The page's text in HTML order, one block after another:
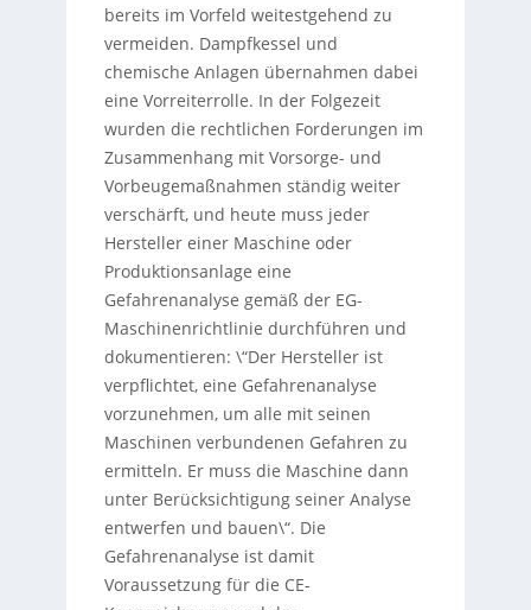
bereits im Vorfeld weitestgehend zu
vermeiden. Dampfkessel und
chemische Anlagen übernahmen dabei
eine Vorreiterrolle. In der Folgezeit
wurden die rechtlichen Forderungen im
Zusammenhang mit Vorsorge- und
Vorbeugemaßnahmen ständig weiter
verschärft, und heute muss jeder
Hersteller einer Maschine oder
Produktionsanlage eine
Gefahrenanalyse gemäß der EG-
Maschinenrichtlinie durchführen und
dokumentieren: \“Der Hersteller ist
verpflichtet, eine Gefahrenanalyse
vorzunehmen, um alle mit seinen
Maschinen verbundenen Gefahren zu
ermitteln. Er muss die Maschine dann
unter Berücksichtigung seiner Analyse
entwerfen und bauen\“. Die
Gefahrenanalyse ist damit
Voraussetzung für die CE-